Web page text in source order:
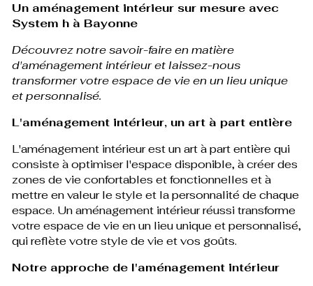
Un aménagement intérieur sur mesure avec
System h à Bayonne
Découvrez notre savoir-faire en matière
d'aménagement intérieur et laissez-nous
transformer votre espace de vie en un lieu unique
et personnalisé.
L'aménagement intérieur, un art à part entière
L'aménagement intérieur est un art à part entière qui
consiste à optimiser l'espace disponible, à créer des
zones de vie confortables et fonctionnelles et à
mettre en valeur le style et la personnalité de chaque
espace. Un aménagement intérieur réussi transforme
votre espace de vie en un lieu unique et personnalisé,
qui reflète votre style de vie et vos goûts.
Notre approche de l'aménagement intérieur